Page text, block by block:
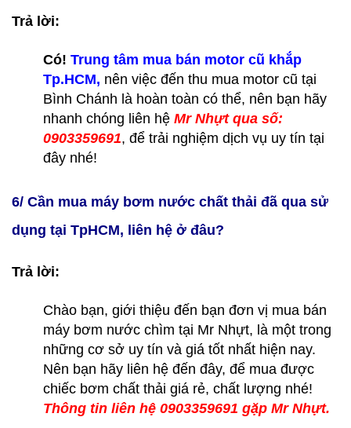
Trả lời:
Có! Trung tâm mua bán motor cũ khắp
Tp.HCM, nên việc đến thu mua motor cũ tại
Bình Chánh là hoàn toàn có thể, nên bạn hãy
nhanh chóng liên hệ Mr Nhựt qua số:
0903359691, để trải nghiệm dịch vụ uy tín tại
đây nhé!
6/ Cần mua máy bơm nước chất thải đã qua sử
dụng tại TpHCM, liên hệ ở đâu?
Trả lời:
Chào bạn, giới thiệu đến bạn đơn vị mua bán
máy bơm nước chìm tại Mr Nhựt, là một trong
những cơ sở uy tín và giá tốt nhất hiện nay.
Nên bạn hãy liên hệ đến đây, để mua được
chiếc bơm chất thải giá rẻ, chất lượng nhé!
Thông tin liên hệ 0903359691 gặp Mr Nhựt.